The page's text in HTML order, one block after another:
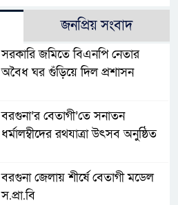
জনপ্রিয় সংবাদ
সরকারি জমিতে বিএনপি নেতার
অবৈধ ঘর গুঁড়িয়ে দিল প্রশাসন
বরগুনা’র বেতাগী’তে সনাতন
ধর্মালম্বীদের রথযাত্রা উৎসব অনুষ্ঠিত
বরগুনা জেলায় শীর্ষে বেতাগী মডেল
স.প্রা.বি